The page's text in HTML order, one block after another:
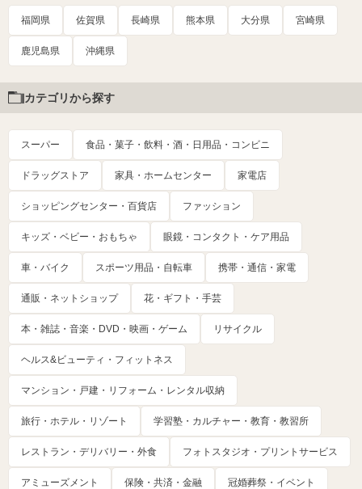
福岡県 佐賀県 長崎県 熊本県 大分県 宮崎県
鹿児島県 沖縄県
カテゴリから探す
スーパー 食品・菓子・飲料・酒・日用品・コンビニ
ドラッグストア 家具・ホームセンター 家電店
ショッピングセンター・百貨店 ファッション
キッズ・ベビー・おもちゃ 眼鏡・コンタクト・ケア用品
車・バイク スポーツ用品・自転車 携帯・通信・家電
通販・ネットショップ 花・ギフト・手芸
本・雑誌・音楽・DVD・映画・ゲーム リサイクル
ヘルス&ビューティ・フィットネス
マンション・戸建・リフォーム・レンタル収納
旅行・ホテル・リゾート 学習塾・カルチャー・教育・教習所
レストラン・デリバリー・外食 フォトスタジオ・プリントサービス
アミューズメント 保険・共済・金融 冠婚葬祭・イベント